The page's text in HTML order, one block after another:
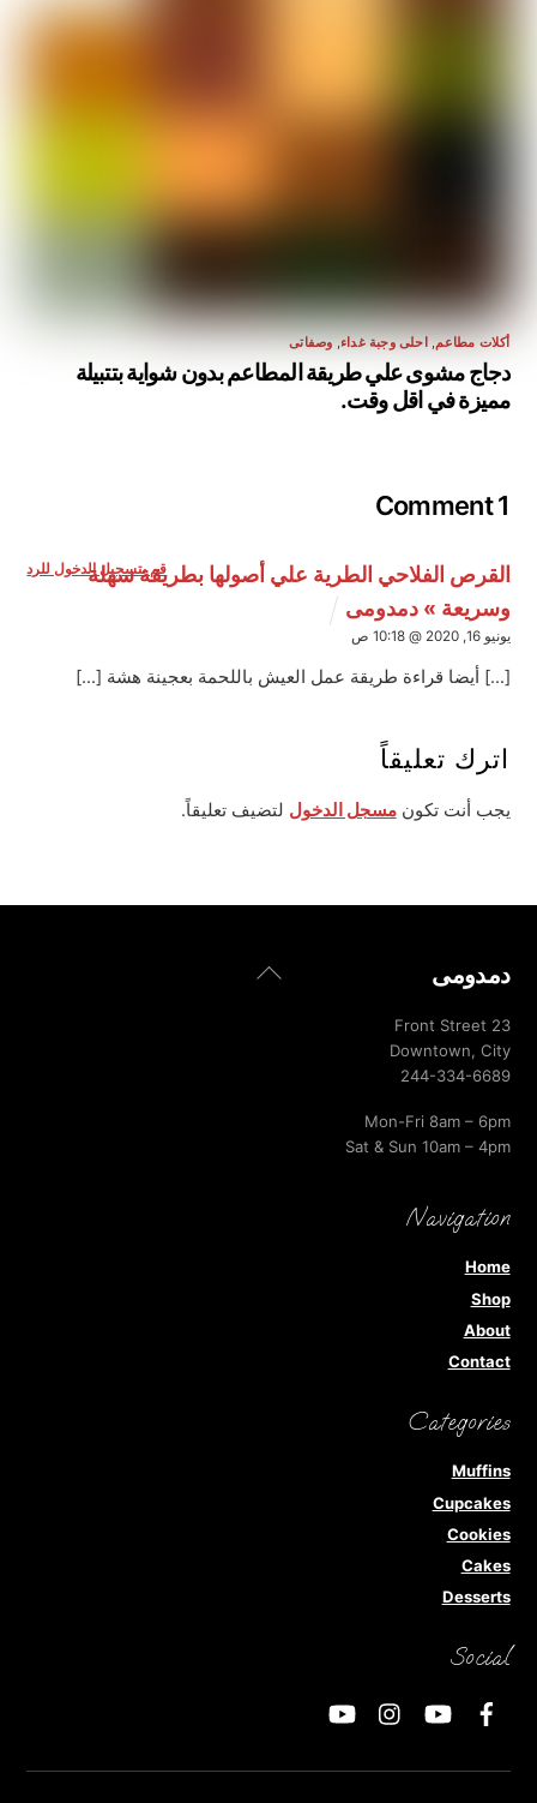
أكلات مطاعم,احلى وجبة غداء,وصفاتى
دجاج مشوى علي طريقة المطاعم بدون شواية بتتبيلة
مميزة في اقل وقت.
1 Comment
القرص الفلاحي الطرية علي أصولها بطريقة سهلة
وسريعة » دمدومى
يونيو 16, 2020 @ 10:18 ص
[…] أيضا قراءة طريقة عمل العيش باللحمة بعجينة هشة […]
قم بتسجيل الدخول للرد
اترك تعليقاً
يجب أنت تكونمسجل الدخول لتضيف تعليقاً.
Back
دمدومى
23 Front Street
Downtown, City
244-334-6689
Mon-Fri 8am – 6pm
Sat & Sun 10am – 4pm
Navigation
Home
Shop
About
Contact
Categories
Muffins
Cupcakes
Cookies
Cakes
Desserts
Social